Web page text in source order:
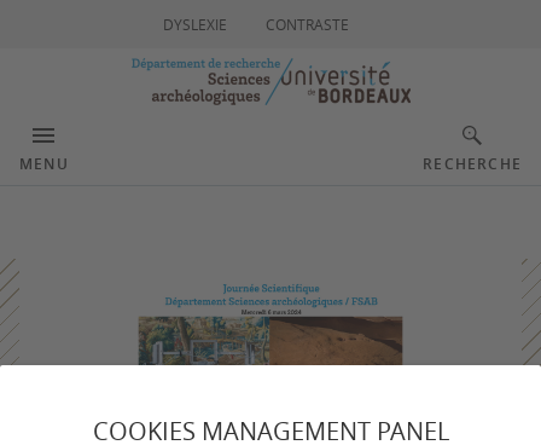
COOKIES MANAGEMENT PANEL
DYSLEXIE CONTRASTE
MENU RECHERCHE